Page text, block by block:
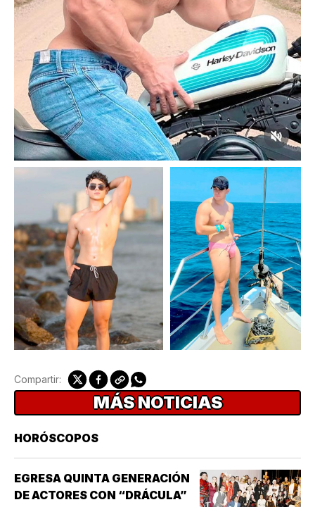
Compartir:
MÁS NOTICIAS
HORÓSCOPOS
EGRESA QUINTA GENERACIÓN
DE ACTORES CON “DRÁCULA”